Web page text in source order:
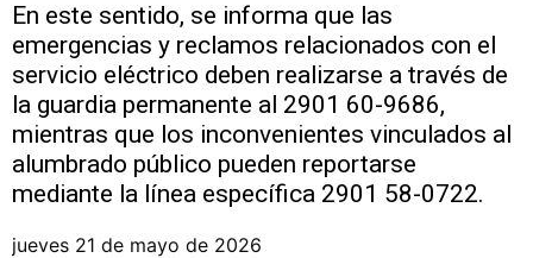
En este sentido, se informa que las
emergencias y reclamos relacionados con el
servicio eléctrico deben realizarse a través de
la guardia permanente al 2901 60-9686,
mientras que los inconvenientes vinculados al
alumbrado público pueden reportarse
mediante la línea específica 2901 58-0722.
jueves 21 de mayo de 2026